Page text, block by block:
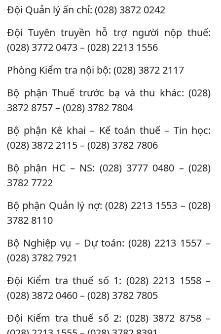
Đội Quản lý ấn chỉ: (028) 3872 0242
Đội Tuyên truyền hỗ trợ người nộp thuế:
(028) 3772 0473 – (028) 2213 1556
Phòng Kiểm tra nội bộ: (028) 3872 2117
Bộ phận Thuế trước bạ và thu khác: (028)
3872 8757 – (028) 3782 7804
Bộ phận Kê khai – Kế toán thuế – Tin học:
(028) 3872 2115 – (028) 3782 7806
Bộ phận HC – NS: (028) 3777 0480 – (028)
3782 7722
Bộ phận Quản lý nợ: (028) 2213 1553 – (028)
3782 8110
Bộ Nghiệp vụ – Dự toán: (028) 2213 1557 –
(028) 3782 7921
Đội Kiểm tra thuế số 1: (028) 2213 1558 –
(028) 3872 0460 – (028) 3782 7805
Đội Kiểm tra thuế số 2: (028) 3872 8758 –